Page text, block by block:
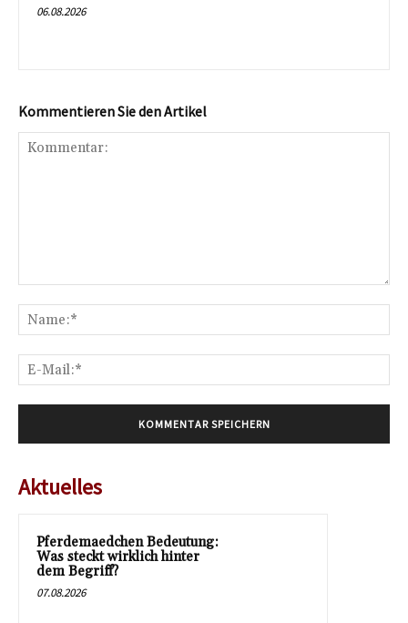
06.08.2026
Kommentieren Sie den Artikel
Aktuelles
Pferdemaedchen Bedeutung:
Was steckt wirklich hinter
dem Begriff?
07.08.2026